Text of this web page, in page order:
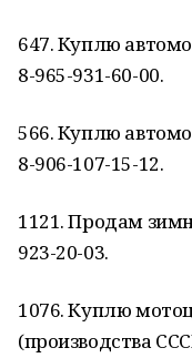
647. Куплю
8-965-931-60-00.
566. Куплю
8-906-107-15-12.
1121. Продам
923-20-03.
1076. Куплю
(производства